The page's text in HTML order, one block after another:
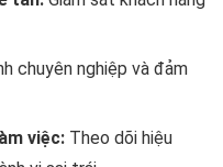
chuyên nghiệp và đảm
việc: Theo dõi hiệu